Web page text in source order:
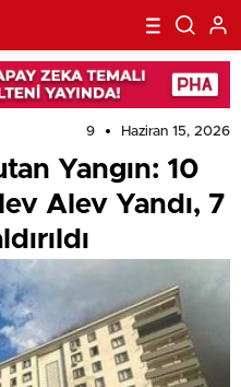
9 Haziran 15, 2026
Yangın: 10
Alev Yandı, 7